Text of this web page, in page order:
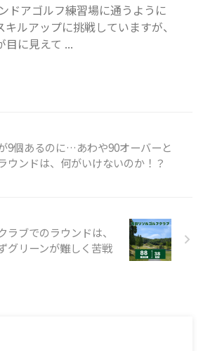
ドアゴルフ練習場に通うように
ルアップに挑戦していますが、
目に見えて ...
9個あるのに…あわや90オーバーと
ウンドは、何がいけないのか！？
ブでのラウンドは、
グリーンが難しく苦戦